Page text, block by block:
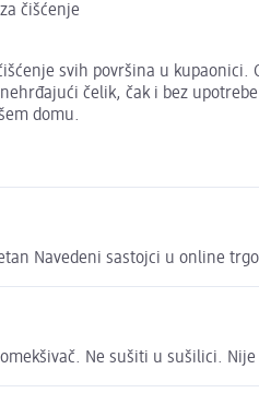
čišćenje
svih površina u
čelik, čak i bez
domu.
Navedeni sastojci u online
Ne sušiti u sušilici.